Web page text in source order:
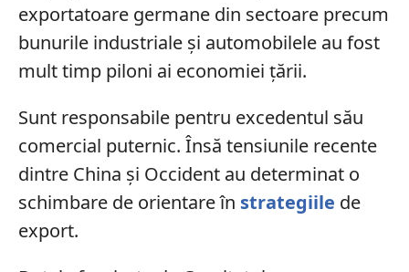
exportatoare germane din sectoare precum
bunurile industriale și automobilele au fost
mult timp piloni ai economiei țării.
Sunt responsabile pentru excedentul său
comercial puternic. Însă tensiunile recente
dintre China și Occident au determinat o
schimbare de orientare în strategiile de
export.